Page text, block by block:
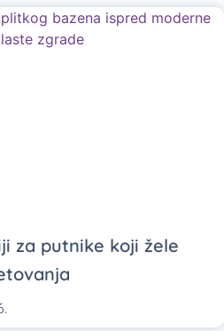
za putnike koji žele